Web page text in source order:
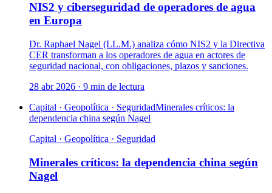
NIS2 y ciberseguridad de operadores de agua
en Europa
Dr. Raphael Nagel (LL.M.) analiza cómo NIS2 y la Directiva
CER transforman a los operadores de agua en actores de
seguridad nacional, con obligaciones, plazos y sanciones.
28 abr 2026 · 9 min de lectura
Capital · Geopolítica · SeguridadMinerales críticos: la
dependencia china según Nagel
Capital · Geopolítica · Seguridad
Minerales críticos: la dependencia china según
Nagel